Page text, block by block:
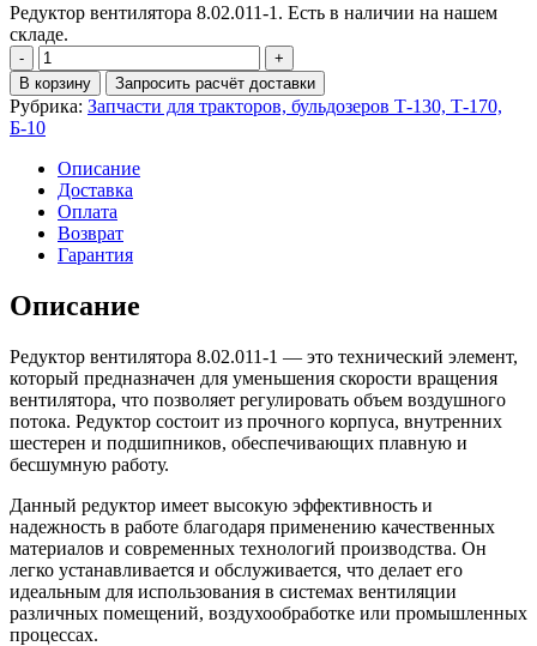
Редуктор вентилятора 8.02.011-1. Есть в наличии на нашем
складе.
Количество
Редуктор
вентилятора
8.02.011-
1
В корзину Запросить расчёт доставки
Рубрика: Запчасти для тракторов, бульдозеров Т-130, Т-170,
Б-10
Описание
Доставка
Оплата
Возврат
Гарантия
Описание
Редуктор вентилятора 8.02.011-1 — это технический элемент,
который предназначен для уменьшения скорости вращения
вентилятора, что позволяет регулировать объем воздушного
потока. Редуктор состоит из прочного корпуса, внутренних
шестерен и подшипников, обеспечивающих плавную и
бесшумную работу.
Данный редуктор имеет высокую эффективность и
надежность в работе благодаря применению качественных
материалов и современных технологий производства. Он
легко устанавливается и обслуживается, что делает его
идеальным для использования в системах вентиляции
различных помещений, воздухообработке или промышленных
процессах.